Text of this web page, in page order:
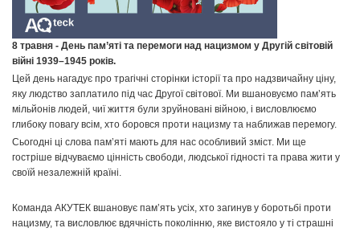
8 травня - День пам’яті та перемоги над нацизмом у Другій світовій
війні 1939–1945 років.
Цей день нагадує про трагічні сторінки історії та про надзвичайну ціну,
яку людство заплатило під час Другої світової. Ми вшановуємо пам’ять
мільйонів людей, чиї життя були зруйновані війною, і висловлюємо
глибоку повагу всім, хто боровся проти нацизму та наближав перемогу.
Сьогодні ці слова пам’яті мають для нас особливий зміст. Ми ще
гостріше відчуваємо цінність свободи, людської гідності та права жити у
своїй незалежній країні.
Команда АКУТЕК вшановує пам’ять усіх, хто загинув у боротьбі проти
нацизму, та висловлює вдячність поколінню, яке вистояло у ті страшні